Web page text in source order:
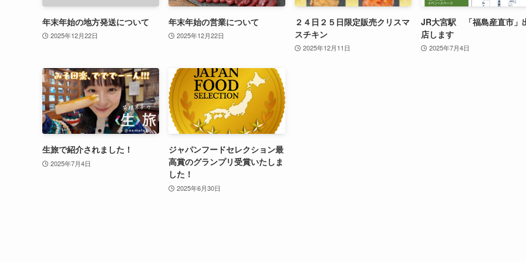
年末年始の地方発送について
2025年12月22日
年末年始の営業について
2025年12月22日
２４日２５日限定販売クリスマ
スチキン
2025年12月11日
JR大宮駅 「福島産直市」
店します
2025年7月4日
生旅で紹介されました！
2025年7月4日
ジャパンフードセレクション最
高賞のグランプリ受賞いたしま
した！
2025年6月30日